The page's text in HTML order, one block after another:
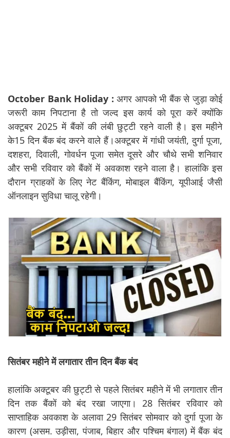
October Bank Holiday : अगर आपको भी बैंक से जुड़ा कोई
जरूरी काम निपटाना है तो जल्द इस कार्य को पूरा करें क्योंकि
अक्टूबर 2025 में बैंकों की लंबी छुट्टी रहने वाली है। इस महीने
के15 दिन बैंक बंद करने वाले हैं।अक्टूबर में गांधी जयंती, दुर्गा पूजा,
दशहरा, दिवाली, गोवर्धन पूजा समेत दूसरे और चौथे सभी शनिवार
और सभी रविवार को बैंकों में अवकाश रहने वाला है। हालांकि इस
दौरान ग्राहकों के लिए नेट बैंकिंग, मोबाइल बैंकिंग, यूपीआई जैसी
ऑनलाइन सुविधा चालू रहेगी।
सितंबर महीने में लगातार तीन दिन बैंक बंद
हालांकि अक्टूबर की छुट्टी से पहले सितंबर महीने में भी लगातार तीन
दिन तक बैंकों को बंद रखा जाएगा। 28 सितंबर रविवार को
साप्ताहिक अवकाश के अलावा 29 सितंबर सोमवार को दुर्गा पूजा के
कारण (असम. उड़ीसा, पंजाब, बिहार और पश्चिम बंगाल) में बैंक बंद